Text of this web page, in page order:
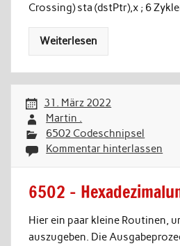
Crossing) sta (dstPtr),x ; 6
Weiterlesen
31. März 2022
Martin .
6502 Codeschnipsel
Kommentar hinterlassen
6502 –
Hier ein paar kleine Routinen,
auszugeben. Die